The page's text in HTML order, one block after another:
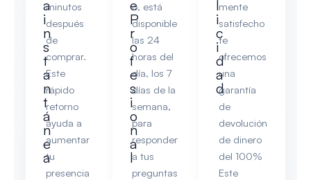
a
i
n
s
t
a
n
t
á
n
e
a
minutos
después
de
comprar.
Este
rápido
retorno
ayuda a
aumentar
tu
presencia
e
P
r
o
f
e
s
i
o
n
a
l
o, está
disponible
las 24
horas del
día, los 7
días de la
semana,
para
responder
a tus
preguntas
l
i
c
i
d
a
d
mente
satisfecho
te
ofrecemos
una
garantía
de
devolución
de dinero
del 100%
Este